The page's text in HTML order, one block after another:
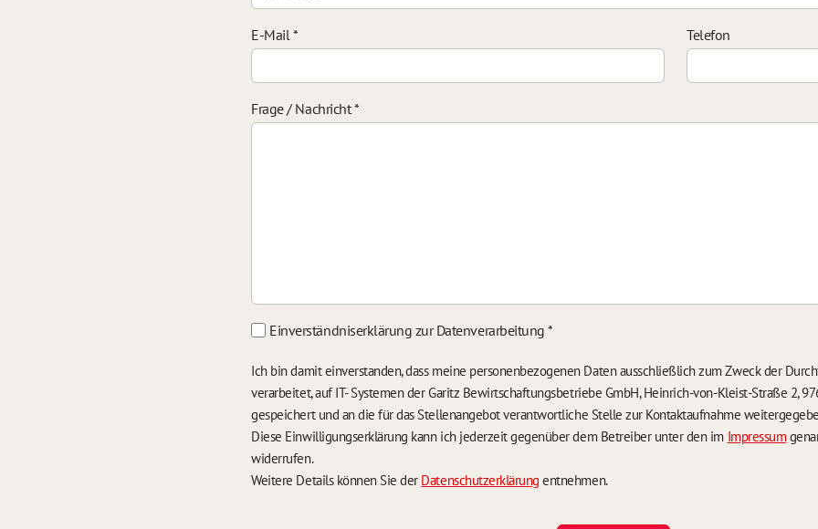
E-Mail* Telefon
Frage / Nachricht*
Einverständniserklärung zur Datenverarbeitung*
Ich bin damit einverstanden, dass meine personenbezogenen Daten ausschließlich zum Zweck der
verarbeitet, auf IT- Systemen der Garitz Bewirtschaftungsbetriebe GmbH, Heinrich-von-Kleist-Straße 2,
gespeichert und an die für das Stellenangebot verantwortliche Stelle zur Kontaktaufnahme
Diese Einwilligungserklärung kann ich jederzeit gegenüber dem Betreiber unter den im Impressum
widerrufen.
Weitere Details können Sie der Datenschutzerklärung entnehmen.